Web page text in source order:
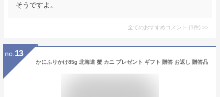
そうですよ。
全てのおすすめコメント (1件) >
no. 13
かにふりかけ85g 北海道 蟹 カニ プレゼント ギフト 贈答 お返し 贈答品